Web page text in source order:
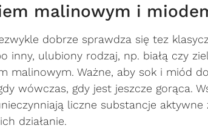
malinowym i
dobrze sprawdza się tez
inny, ulubiony rodzaj, np. białą czy
malinowym. Ważne, aby sok i miód
wówczas, gdy jest jeszcze gorąca.
liczne substancje
działanie.